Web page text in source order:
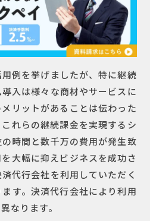
例を挙げましたが、特に継続
入は様々な商材やサービスに
リットがあることは伝わった
れらの継続課金を実現するシ
時間と数千万の費用が発生致
大幅に抑えビジネスを成功さ
代行会社を利用していただく
す。決済代行会社により利用
なります。